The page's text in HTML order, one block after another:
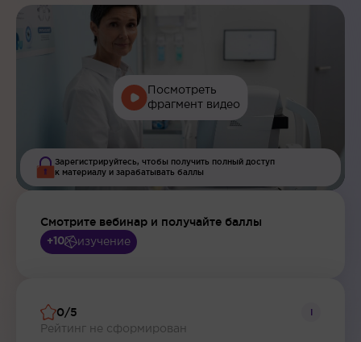
Посмотреть
фрагмент видео
Зарегистрируйтесь, чтобы получить полный доступ
к материалу и зарабатывать баллы
Смотрите вебинар и получайте баллы
+10 изучение
0/5
Рейтинг не сформирован
i